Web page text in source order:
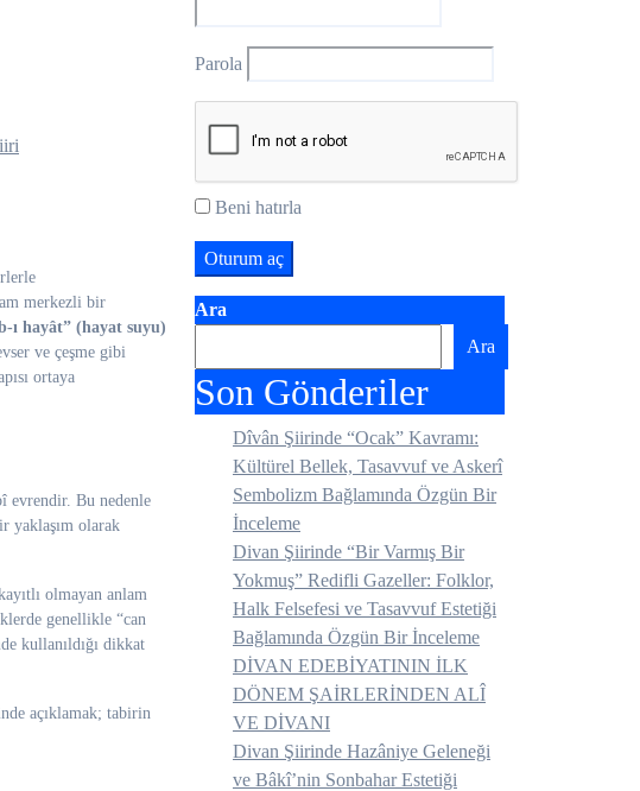
merkezli bir
ı hayât” (hayat suyu)
ve çeşme gibi
ortaya
evrendir. Bu nedenle
yaklaşım olarak
olmayan anlam
genellikle “can
kullanıldığı dikkat
açıklamak; tabirin
Parola
Beni hatırla
Ara
Ara
Son Gönderiler
Dîvân Şiirinde “Ocak” Kavramı:
Kültürel Bellek, Tasavvuf ve Askerî
Sembolizm Bağlamında Özgün Bir
İnceleme
Divan Şiirinde “Bir Varmış Bir
Yokmuş” Redifli Gazeller: Folklor,
Halk Felsefesi ve Tasavvuf Estetiği
Bağlamında Özgün Bir İnceleme
DİVAN EDEBİYATININ İLK
DÖNEM ŞAİRLERİNDEN ALÎ
VE DİVANI
Divan Şiirinde Hazâniye Geleneği
ve Bâkî’nin Sonbahar Estetiği